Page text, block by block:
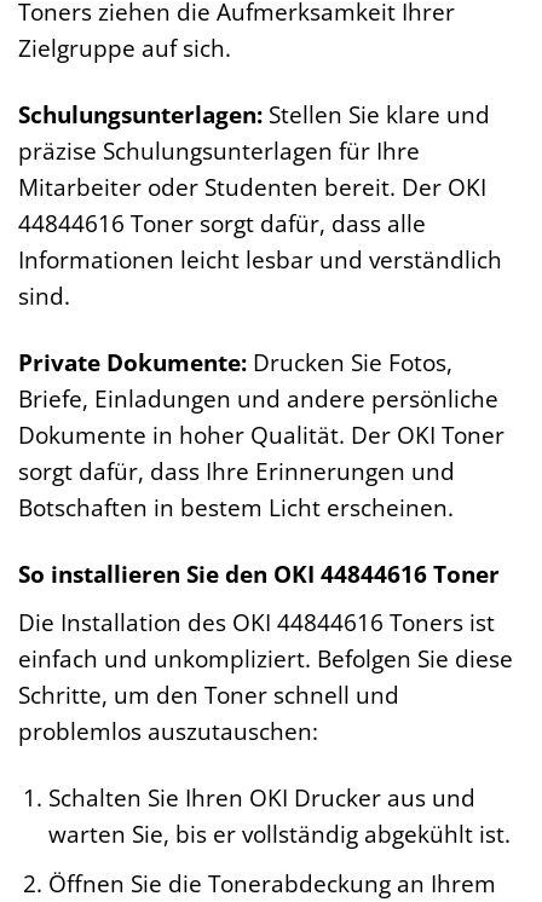
Toners ziehen die Aufmerksamkeit Ihrer
Zielgruppe auf sich.
Schulungsunterlagen: Stellen Sie klare und
präzise Schulungsunterlagen für Ihre
Mitarbeiter oder Studenten bereit. Der OKI
44844616 Toner sorgt dafür, dass alle
Informationen leicht lesbar und verständlich
sind.
Private Dokumente: Drucken Sie Fotos,
Briefe, Einladungen und andere persönliche
Dokumente in hoher Qualität. Der OKI Toner
sorgt dafür, dass Ihre Erinnerungen und
Botschaften in bestem Licht erscheinen.
So installieren Sie den OKI 44844616 Toner
Die Installation des OKI 44844616 Toners ist
einfach und unkompliziert. Befolgen Sie diese
Schritte, um den Toner schnell und
problemlos auszutauschen:
Schalten Sie Ihren OKI Drucker aus und
warten Sie, bis er vollständig abgekühlt ist.
Öffnen Sie die Tonerabdeckung an Ihrem